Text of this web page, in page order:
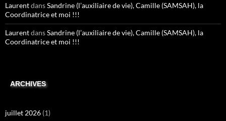
LaurentdansSandrine (l’auxiliaire de vie), Camille (SAMSAH), la
Coordinatrice et moi !!!
LaurentdansSandrine (l’auxiliaire de vie), Camille (SAMSAH), la
Coordinatrice et moi !!!
ARCHIVES
juillet 2026 (1)